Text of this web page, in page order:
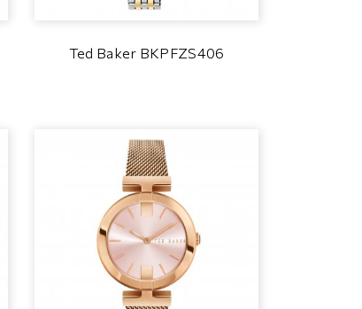
Ted Baker BKPFZS406